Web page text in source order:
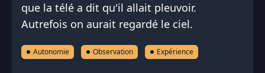
que la télé a dit qu'il allait pleuvoir.
Autrefois on aurait regardé le ciel.
Autonomie Observation Expérience